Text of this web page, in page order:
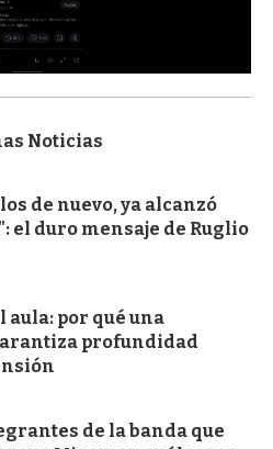
Noticias
de nuevo, ya alcanzó
el duro mensaje de Ruglio
aula: por qué una
profundidad
de la banda que